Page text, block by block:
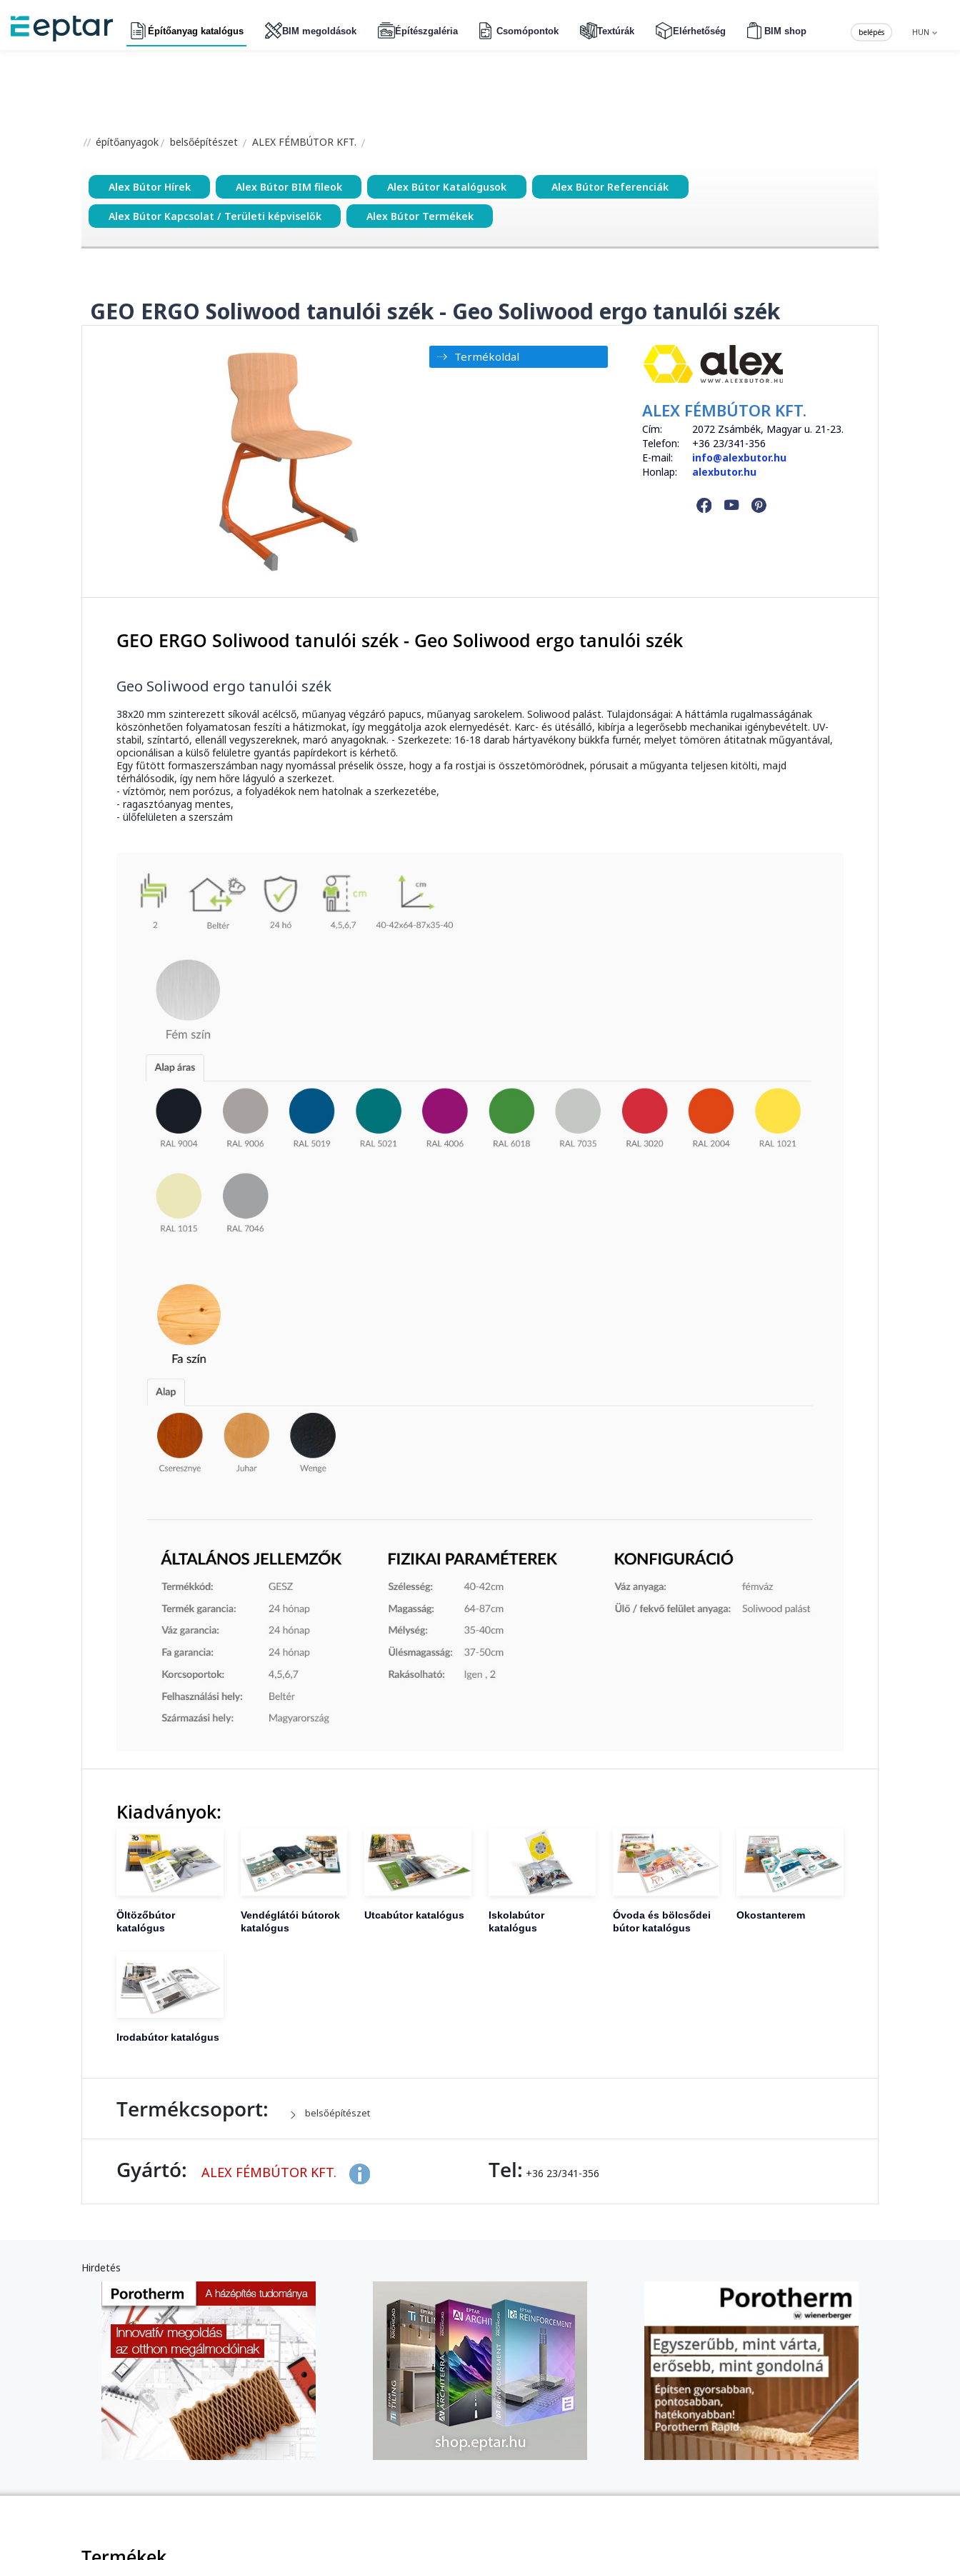
Építőanyag katalógus BIM megoldások Építészgaléria Csomópontok Textúrák Elérhetőség BIM shop HUN
belépés
építőanyagok belsőépítészet ALEX FÉMBÚTOR KFT.
Alex Bútor Hírek Alex Bútor BIM fileok Alex Bútor Katalógusok Alex Bútor Referenciák
Alex Bútor Kapcsolat / Területi képviselők Alex Bútor Termékek
GEO ERGO Soliwood tanulói szék - Geo Soliwood ergo tanulói szék
Termékoldal
ALEX FÉMBÚTOR KFT.
Cím:
2072 Zsámbék, Magyar u. 21-23.
Telefon:
+36 23/341-356
E-mail:
info@alexbutor.hu
Honlap:
alexbutor.hu
GEO ERGO Soliwood tanulói szék - Geo Soliwood ergo tanulói szék
Geo Soliwood ergo tanulói szék
38x20 mm szinterezett síkovál acélcső, műanyag végzáró papucs, műanyag sarokelem. Soliwood palást. Tulajdonságai: A háttámla rugalmasságának
köszönhetően folyamatosan feszíti a hátizmokat, így meggátolja azok elernyedését. Karc- és ütésálló, kibírja a legerősebb mechanikai igénybevételt. UV-
stabil, színtartó, ellenáll vegyszereknek, maró anyagoknak. - Szerkezete: 16-18 darab hártyavékony bükkfa furnér, melyet tömören átitatnak műgyantával,
opcionálisan a külső felületre gyantás papírdekort is kérhető.
Egy fűtött formaszerszámban nagy nyomással préselik össze, hogy a fa rostjai is összetömörödnek, pórusait a műgyanta teljesen kitölti, majd
térhálósodik, így nem hőre lágyuló a szerkezet.
- víztömör, nem porózus, a folyadékok nem hatolnak a szerkezetébe,
- ragasztóanyag mentes,
- ülőfelületen a szerszám
Kiadványok:
Öltözőbútor
katalógus
Vendéglátói bútorok
katalógus
Utcabútor katalógus
Iskolabútor
katalógus
Óvoda és bölcsődei
bútor katalógus
Okostanterem
Irodabútor katalógus
Termékcsoport: belsőépítészet
Gyártó: ALEX FÉMBÚTOR KFT. Tel: +36 23/341-356
Hirdetés